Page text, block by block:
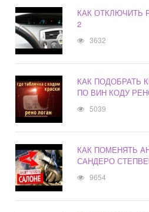
КАК ОТКЛЮЧИТЬ
2
3632
КАК ПОДОБРАТЬ
ПО ВИН КОДУ
5039
КАК ПОМЕНЯТЬ
САНДЕРО
9654